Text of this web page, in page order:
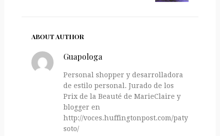
ABOUT AUTHOR
Guapologa
Personal shopper y desarrolladora
de estilo personal. Jurado de los
Prix de la Beauté de MarieClaire y
blogger en
http://voces.huffingtonpost.com/paty-
soto/